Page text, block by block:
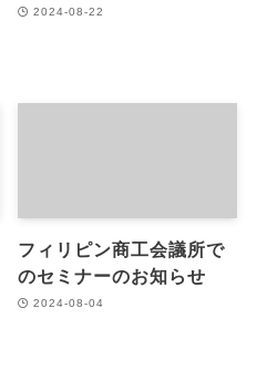
2024-08-22
フィリピン商工会議所で
のセミナーのお知らせ
2024-08-04